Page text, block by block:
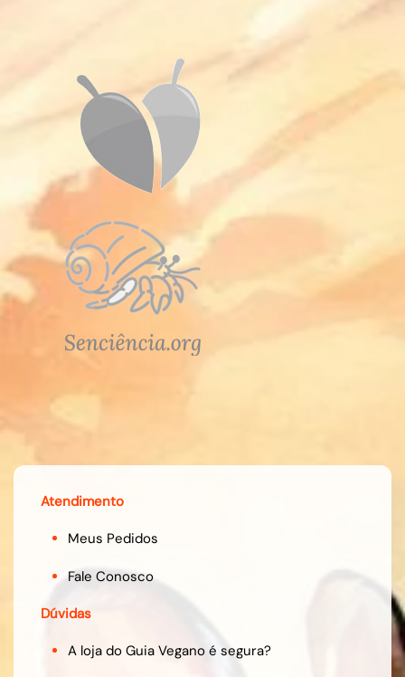
Atendimento
Meus Pedidos
Fale Conosco
Dúvidas
A loja do Guia Vegano é segura?